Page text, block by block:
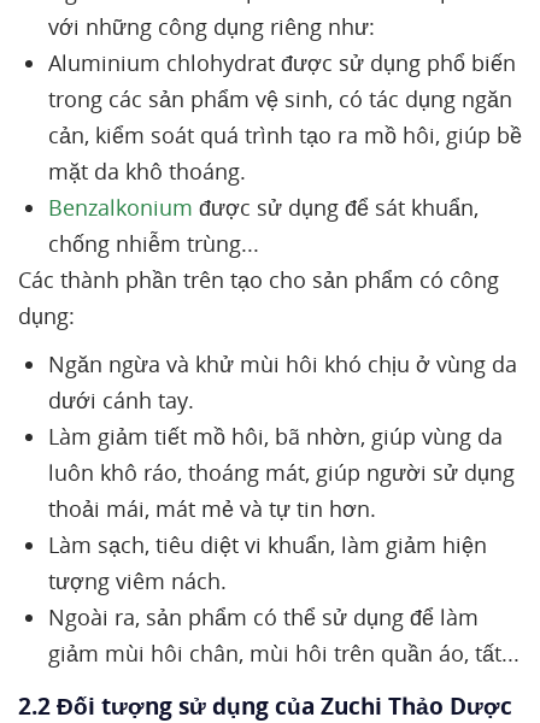
với những công dụng riêng như:
Aluminium chlohydrat được sử dụng phổ biến
trong các sản phẩm vệ sinh, có tác dụng ngăn
cản, kiểm soát quá trình tạo ra mồ hôi, giúp bề
mặt da khô thoáng.
Benzalkonium được sử dụng để sát khuẩn,
chống nhiễm trùng...
Các thành phần trên tạo cho sản phẩm có công
dụng:
Ngăn ngừa và khử mùi hôi khó chịu ở vùng da
dưới cánh tay.
Làm giảm tiết mồ hôi, bã nhờn, giúp vùng da
luôn khô ráo, thoáng mát, giúp người sử dụng
thoải mái, mát mẻ và tự tin hơn.
Làm sạch, tiêu diệt vi khuẩn, làm giảm hiện
tượng viêm nách.
Ngoài ra, sản phẩm có thể sử dụng để làm
giảm mùi hôi chân, mùi hôi trên quần áo, tất...
2.2 Đối tượng sử dụng của Zuchi Thảo Dược